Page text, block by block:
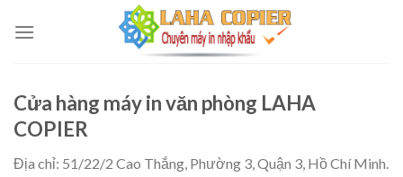
Cửa hàng máy in văn phòng LAHA
COPIER
Địa chỉ: 51/22/2 Cao Thắng, Phường 3, Quận 3, Hồ Chí Minh.